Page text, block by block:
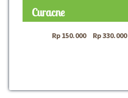
Curacne
Rp 150.000– Rp330.000